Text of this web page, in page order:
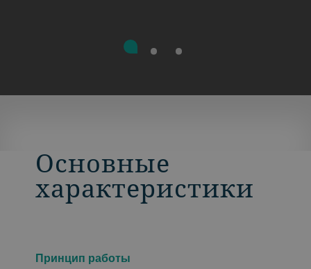
Основные
характеристики
Принцип работы